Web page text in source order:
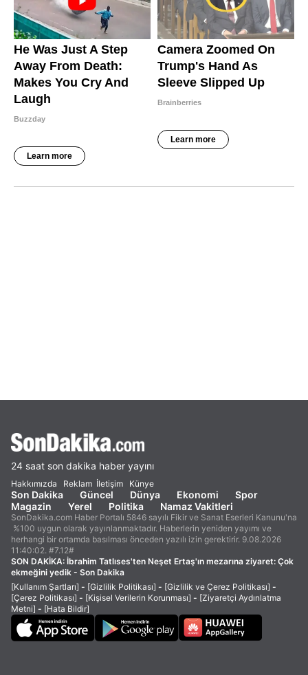
24 saat son dakika haber yayını
Hakkımızda Reklam İletişim Künye
Son Dakika Güncel Dünya Ekonomi
Spor
Magazin
Yerel Politika Namaz Vakitleri
SonDakika.com Haber Portalı 5846 sayılı Fikir ve Sanat Eserleri Kanunu'na
%100 uygun olarak yayınlanmaktadır. Haberlerin yeniden yayımı ve
herhangi bir ortamda basılması önceden yazılı izin gerektirir. 9.08.2026
11:40:02. #7.12#
SON DAKİKA: İbrahim Tatlıses'ten Neşet Ertaş'ın mezarına ziyaret: Çok
ekmeğini yedik - Son Dakika
[Kullanım Şartları] - [Gizlilik Politikası] - [Gizlilik ve Çerez Politikası] -
[Çerez Politikası] - [Kişisel Verilerin Korunması] - [Ziyaretçi Aydınlatma
Metni] - [Hata Bildir]